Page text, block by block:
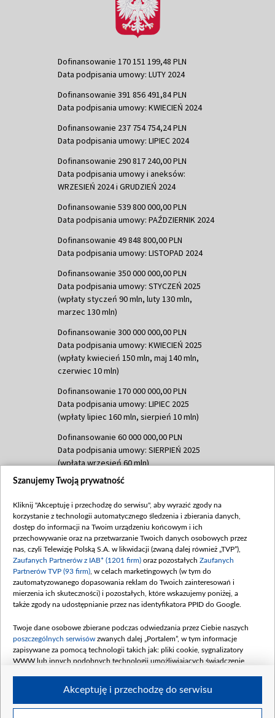
Dofinansowanie 170 151 199,48 PLN
Data podpisania umowy: LUTY 2024
Dofinansowanie 391 856 491,84 PLN
Data podpisania umowy: KWIECIEŃ 2024
Dofinansowanie 237 754 754,24 PLN
Data podpisania umowy: LIPIEC 2024
Dofinansowanie 290 817 240,00 PLN
Data podpisania umowy i aneksów:
WRZESIEŃ 2024 i GRUDZIEŃ 2024
Dofinansowanie 539 800 000,00 PLN
Data podpisania umowy: PAŹDZIERNIK 2024
Dofinansowanie 49 848 800,00 PLN
Data podpisania umowy: LISTOPAD 2024
Dofinansowanie 350 000 000,00 PLN
Data podpisania umowy: STYCZEŃ 2025
(wpłaty styczeń 90 mln, luty 130 mln,
marzec 130 mln)
Dofinansowanie 300 000 000,00 PLN
Data podpisania umowy: KWIECIEŃ 2025
(wpłaty kwiecień 150 mln, maj 140 mln,
czerwiec 10 mln)
Dofinansowanie 170 000 000,00 PLN
Data podpisania umowy: LIPIEC 2025
(wpłaty lipiec 160 mln, sierpień 10 mln)
Dofinansowanie 60 000 000,00 PLN
Data podpisania umowy: SIERPIEŃ 2025
(wpłata wrzesień 60 mln)
Dofinansowanie 635 783 051,21 PLN
(wpłata wrzesień 100 mln, październik 350
mln, listopad 265 mln)
Dofinansowanie 48 862 000,00 PLN
Data podpisania umowy: GRUDZIEŃ 2025
(wpłata grudzień 60,548 mln)
Dofinansowanie 900 000 000,00 PLN
Data podpisania umowy: LUTY 2026 (wpłata
kwiecień 180 mln, 7 maja 180 mln, 8
czerwca 90 mln)
Dofinansowanie 250 000 000,00 PLN
4 sierpnia 250 mln
Szanujemy Twoją prywatność
Kliknij "Akceptuję i przechodzę do serwisu", aby wyrazić zgody na
korzystanie z technologii automatycznego śledzenia i zbierania danych,
dostęp do informacji na Twoim urządzeniu końcowym i ich
przechowywanie oraz na przetwarzanie Twoich danych osobowych przez
nas, czyli Telewizję Polską S.A. w likwidacji (zwaną dalej również „TVP”),
Zaufanych Partnerów z IAB* (1201 firm) oraz pozostałych Zaufanych
Partnerów TVP (93 firm) , w celach marketingowych (w tym do
zautomatyzowanego dopasowania reklam do Twoich zainteresowań i
mierzenia ich skuteczności) i pozostałych, które wskazujemy poniżej, a
także zgody na udostępnianie przez nas identyfikatora PPID do Google.
Twoje dane osobowe zbierane podczas odwiedzania przez Ciebie naszych
poszczególnych serwisów zwanych dalej „Portalem”, w tym informacje
zapisywane za pomocą technologii takich jak: pliki cookie, sygnalizatory
WWW lub innych podobnych technologii umożliwiających świadczenie
Akceptuję i przechodzę do serwisu